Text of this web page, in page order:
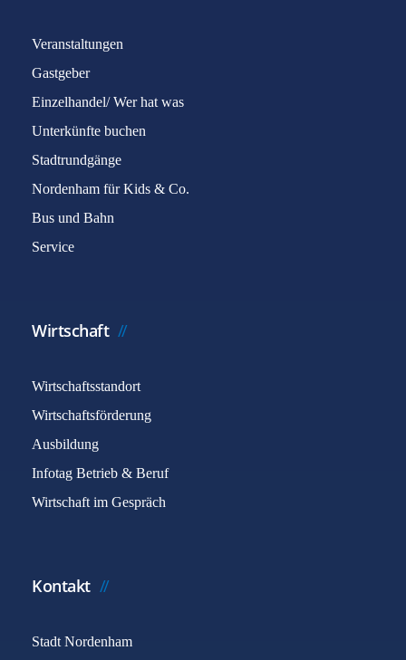
Veranstaltungen
Gastgeber
Einzelhandel/ Wer hat was
Unterkünfte buchen
Stadtrundgänge
Nordenham für Kids & Co.
Bus und Bahn
Service
Wirtschaft
Wirtschaftsstandort
Wirtschaftsförderung
Ausbildung
Infotag Betrieb & Beruf
Wirtschaft im Gespräch
Kontakt
Stadt Nordenham